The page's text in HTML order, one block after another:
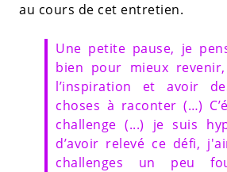
au cours de cet entretien.
Une petite pause, je
bien pour mieux
l’inspiration et avoir
choses à raconter (…)
challenge (...) je suis
d’avoir relevé ce défi,
challenges un peu